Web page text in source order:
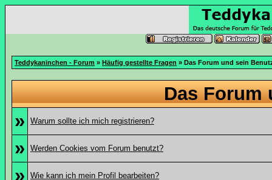
Teddykaninchen - Forum » Häufig gestellte Fragen » Das Forum und sein
Das Forum
»
Warum sollte ich mich registrieren?
» Werden Cookies vom Forum benutzt?
» Wie kann ich mein Profil bearbeiten?